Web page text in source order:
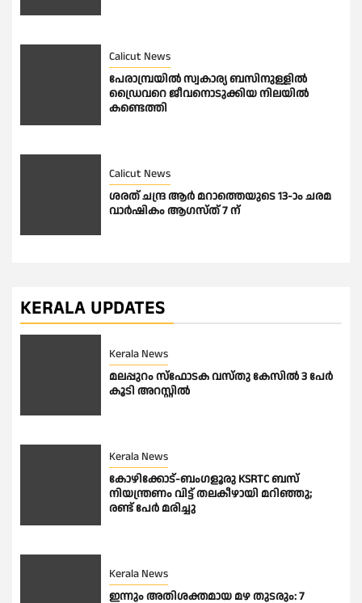
Calicut News
പേരാമ്പ്രയിൽ സ്വകാര്യ ബസിനുള്ളിൽ
ഡ്രൈവറെ ജീവനൊടുക്കിയ നിലയിൽ
കണ്ടെത്തി
Calicut News
ശരത് ചന്ദ്ര ആർ മറാത്തെയുടെ 13-ാം ചരമ
വാർഷികം ആഗസ്ത് 7 ന്
KERALA UPDATES
Kerala News
മലപ്പുറം സ്ഫോടക വസ്തു കേസിൽ 3 പേർ
കൂടി അറസ്റ്റിൽ
Kerala News
കോഴിക്കോട്-ബംഗളൂരു KSRTC ബസ്
നിയന്ത്രണം വിട്ട് തലകീഴായി മറിഞ്ഞു;
രണ്ട് പേർ മരിച്ചു
Kerala News
ഇന്നും അതിശക്തമായ മഴ തുടരും: 7